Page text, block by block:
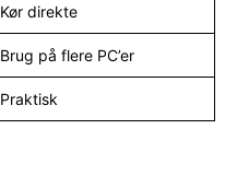
Kør direkte
Brug på flere PC’er
Praktisk